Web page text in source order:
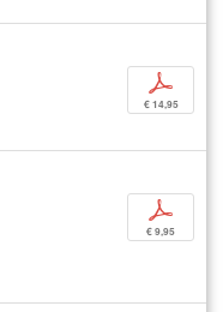
p
€ 14,95
p
€ 9,95